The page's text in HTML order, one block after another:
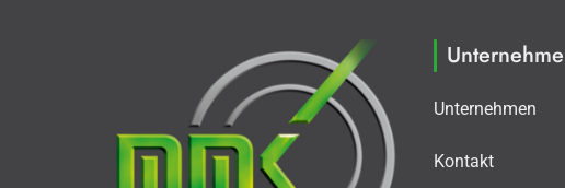
Unternehmen
Kontakt